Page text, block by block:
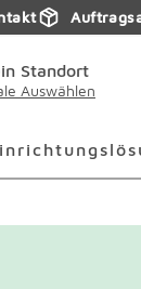
Standort
Auswählen